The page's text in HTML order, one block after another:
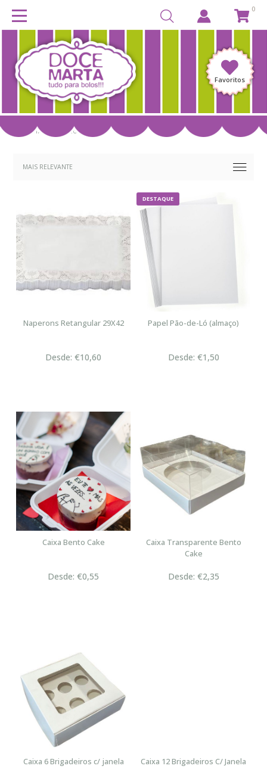
0
Favoritos
DESCARTÁVEIS E CARTONAGENS
Naperons Retangular 29X42
Desde: €10,60
DESTAQUE
Papel Pão-de-Ló (almaço)
Desde: €1,50
Caixa Bento Cake
Desde: €0,55
Caixa Transparente Bento
Cake
Desde: €2,35
Caixa 6 Brigadeiros c/ janela Caixa 12 Brigadeiros C/ Janela